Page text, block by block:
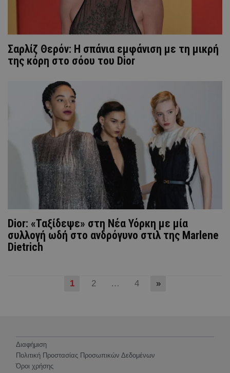
Σαρλίζ Θερόν: Η σπάνια εμφάνιση με τη μικρή
της κόρη στο σόου του Dior
Dior: «Ταξίδεψε» στη Νέα Υόρκη με μία
συλλογή ωδή στο ανδρόγυνο στιλ της Marlene
Dietrich
1 2 … 4 »
Διαφήμιση
Πολιτική Προστασίας Προσωπικών Δεδομένων
Όροι χρήσης